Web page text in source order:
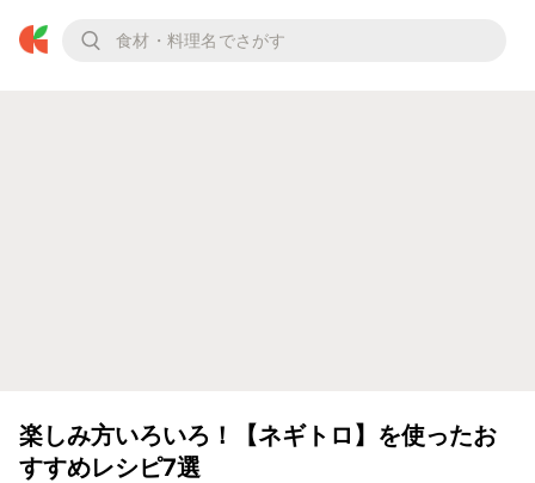
楽しみ方いろいろ！【ネギトロ】を使ったお
すすめレシピ7選